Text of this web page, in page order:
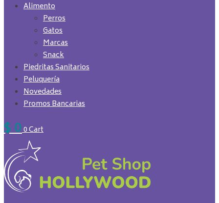
Alimento
Perros
Gatos
Marcas
Snack
Piedritas Sanitarios
Peluquería
Novedades
Promos Bancarias
$00Cart